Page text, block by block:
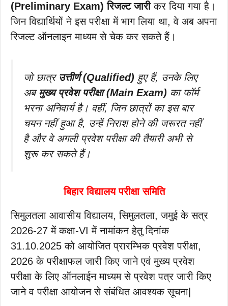
(Preliminary Exam) रिजल्ट जारीकर दिया गया है।
जिन विद्यार्थियों ने इस परीक्षा में भाग लिया था, वे अब अपना
रिजल्ट ऑनलाइन माध्यम से चेक कर सकते हैं।
जो छात्र उत्तीर्ण (Qualified) हुए हैं, उनके लिए
अबमुख्य प्रवेश परीक्षा (Main Exam) का फॉर्म
भरना अनिवार्य है। वहीं, जिन छात्रों का इस बार
चयन नहीं हुआ है, उन्हें निराश होने की जरूरत नहीं
है और वे अगली प्रवेश परीक्षा की तैयारी अभी से
शुरू कर सकते हैं।
बिहार विद्यालय परीक्षा समिति
सिमुलतला आवासीय विद्यालय, सिमुलतला, जमुई के सत्र
2026-27 में कक्षा-VI में नामांकन हेतु दिनांक
31.10.2025 को आयोजित प्रारम्भिक प्रवेश परीक्षा,
2026 के परीक्षाफल जारी किए जाने एवं मुख्य प्रवेश
परीक्षा के लिए ऑनलाईन माध्यम से प्रवेश पत्र जारी किए
जाने व परीक्षा आयोजन से संबंधित आवश्यक सूचना|